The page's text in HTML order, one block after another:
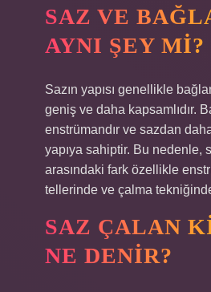
SAZ VE
AYNI ŞEY MI?
Sazın yapısı genellikle
geniş ve daha kapsamlıdır.
enstrümandır ve sazdan
yapıya sahiptir. Bu nedenle,
arasındaki fark özellikle
tellerinde ve çalma
SAZ ÇALAN
NE DENIR?